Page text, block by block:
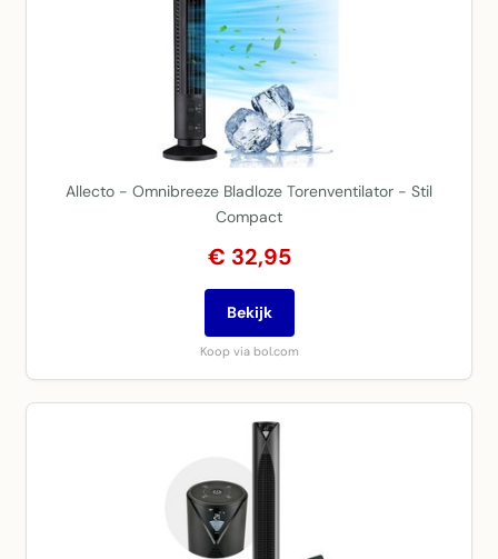
Allecto - Omnibreeze Bladloze Torenventilator - Stil
Compact
€ 32,95
Bekijk
Koop via bol.com